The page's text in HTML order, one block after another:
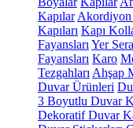
Kapılar Akordiyon
Kapıları Kapı
Fayansları Yer
Fayansları Karo
Tezgahları Ahşap
Duvar Ürünleri
3 Boyutlu Duvar
Dekoratif Duvar